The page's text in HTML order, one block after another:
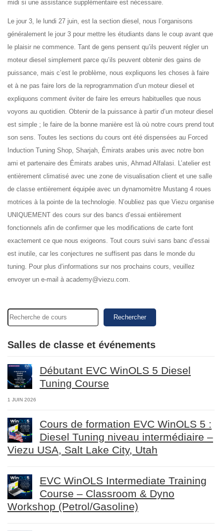
midi si une assistance supplémentaire est nécessaire.
Le jour 3, le lundi 27 juin, est la section diesel, nous l’organisons
généralement le jour 3 pour mettre les étudiants dans le coup avant que
le plaisir ne commence. Tant de gens pensent qu’ils peuvent régler un
moteur diesel simplement parce qu’ils peuvent obtenir des gains de
puissance, mais c’est le problème, nous expliquons les choses à faire
et à ne pas faire lors de la reprogrammation d’un moteur diesel et
expliquons comment éviter de faire les erreurs habituelles que nous
voyons au quotidien. Obtenir de la puissance à partir d’un moteur diesel
est simple ; le faire de la bonne manière est là où notre cours prend tout
son sens. Toutes les sections du cours ont été dispensées au Forced
Induction Tuning Shop, Sharjah, Émirats arabes unis avec notre bon
ami et partenaire des Émirats arabes unis, Ahmad Alfalasi. L’atelier est
entièrement climatisé avec une zone de visualisation client et une salle
de classe entièrement équipée avec un dynamomètre Mustang 4 roues
motrices à la pointe de la technologie. N’oubliez pas que Viezu organise
UNIQUEMENT des cours sur des bancs d’essai entièrement
fonctionnels afin de confirmer que les modifications de carte font
exactement ce que nous exigeons. Tout cours suivi sans banc d’essai
est inutile, car les conjectures ne suffisent pas dans le monde du
tuning. Pour plus d’informations sur nos prochains cours, veuillez
envoyer un e-mail à academy@viezu.com.
Rechercher
Salles de classe et événements
Débutant EVC WinOLS 5 Diesel
Tuning Course
1 JUIN 2026
Cours de formation EVC WinOLS 5 :
Diesel Tuning niveau intermédiaire –
Viezu USA, Salt Lake City, Utah
EVC WinOLS Intermediate Training
Course – Classroom & Dyno
Workshop (Petrol/Gasoline)